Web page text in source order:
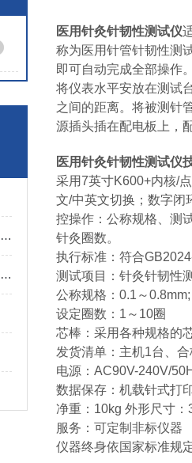
如何选择注射针韧性测试仪，需要注意的几点
医用针韧性测试仪：精准守护每一针的安全防线
医用针灸针韧性测试仪
称为医用针管针韧性测
即可自动完成全部操作。
将仪表水平安放在测试
之间的距离。将被测针
源插头插在配电板上，
医用针灸针韧性测试仪
采用7英寸K600+内核/
文/中英文切换；数字闭
控操作：公称规格、测
针灸圈数。
执行标准：符合
测试项目：针灸针韧性
公称规格：0.1～0.8mm;
设定圈数：1～10圈
芯棒：采用各种规格的
发货清单：主机1台、
电源：AC90V-240V/
数据保存：机载针式打
净重：10kg 外形尺寸：
服务：可定制非标仪器
仪器终身依国家标准规